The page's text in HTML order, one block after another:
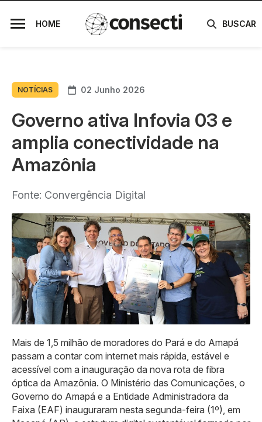
HOME BUSCAR
NOTÍCIAS 02 Junho 2026
Governo ativa Infovia 03 e
amplia conectividade na
Amazônia
Fonte: Convergência Digital
Mais de 1,5 milhão de moradores do Pará e do Amapá
passam a contar com internet mais rápida, estável e
acessível com a inauguração da nova rota de fibra
óptica da Amazônia. O Ministério das Comunicações, o
Governo do Amapá e a Entidade Administradora da
Faixa (EAF) inauguraram nesta segunda-feira (1º), em